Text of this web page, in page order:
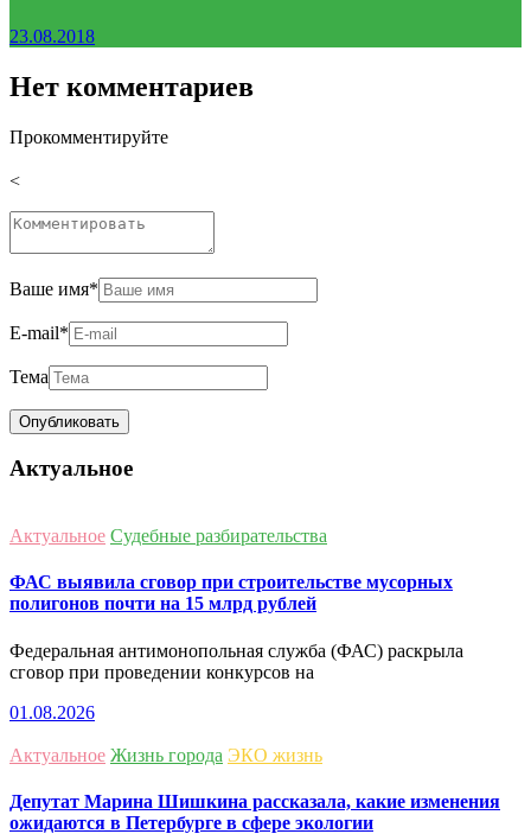
23.08.2018
Нет комментариев
Прокомментируйте
<
Ваше имя*
E-mail*
Тема
Актуальное
Актуальное Судебные разбирательства
ФАС выявила сговор при строительстве мусорных
полигонов почти на 15 млрд рублей
Федеральная антимонопольная служба (ФАС) раскрыла
сговор при проведении конкурсов на
01.08.2026
Актуальное Жизнь города ЭКО жизнь
Депутат Марина Шишкина рассказала, какие изменения
ожидаются в Петербурге в сфере экологии